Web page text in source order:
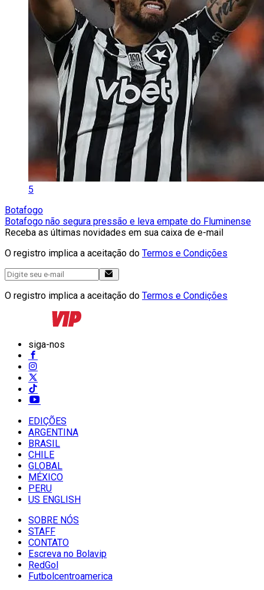
5
Botafogo
Botafogo não segura pressão e leva empate do Fluminense
Receba as últimas novidades em sua caixa de e-mail
O registro implica a aceitação do Termos e Condições
O registro implica a aceitação do Termos e Condições
siga-nos
EDIÇÕES
ARGENTINA
BRASIL
CHILE
GLOBAL
MÉXICO
PERU
US ENGLISH
SOBRE NÓS
STAFF
CONTATO
Escreva no Bolavip
RedGol
Futbolcentroamerica